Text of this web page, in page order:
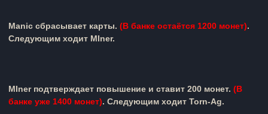
Manic сбрасывает карты. (В банке остаётся 1200 монет).
Следующим ходит MIner.
MIner подтверждает повышение и ставит 200 монет. (В
банке уже 1400 монет). Следующим ходит Torn-Ag.